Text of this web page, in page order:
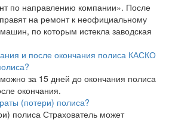
по направлению компании». После
на ремонт к неофициальному
по которым истекла заводская
и после окончания полиса КАСКО
за 15 дней до окончания полиса
окончания.
(потери) полиса?
полиса Страхователь может